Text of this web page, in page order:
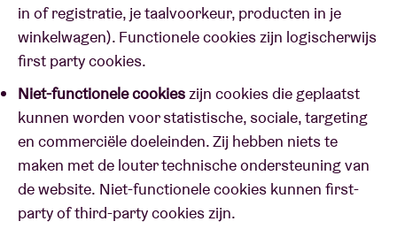
in of registratie, je taalvoorkeur, producten in je
winkelwagen). Functionele cookies zijn logischerwijs
first party cookies.
Niet-functionele cookieszijn cookies die geplaatst
kunnen worden voor statistische, sociale, targeting
en commerciële doeleinden. Zij hebben niets te
maken met de louter technische ondersteuning van
de website. Niet-functionele cookies kunnen first-
party of third-party cookies zijn.